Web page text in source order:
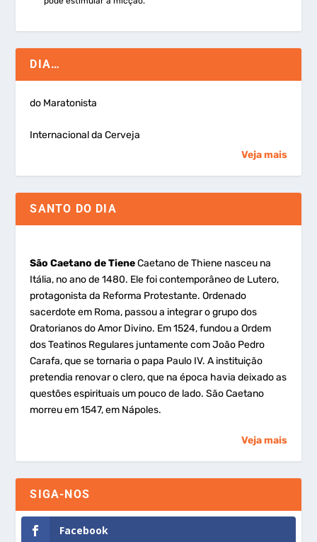
DIA…
do Maratonista
Internacional da Cerveja
Veja mais
SANTO DO DIA
São Caetano de TieneCaetano de Thiene nasceu na
Itália, no ano de 1480. Ele foi contemporâneo de Lutero,
protagonista da Reforma Protestante. Ordenado
sacerdote em Roma, passou a integrar o grupo dos
Oratorianos do Amor Divino. Em 1524, fundou a Ordem
dos Teatinos Regulares juntamente com João Pedro
Carafa, que se tornaria o papa Paulo IV. A instituição
pretendia renovar o clero, que na época havia deixado as
questões espirituais um pouco de lado. São Caetano
morreu em 1547, em Nápoles.
Veja mais
SIGA-NOS
Facebook